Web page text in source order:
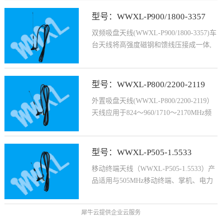
型号：WWXL-P900/1800-3357
双频吸盘天线(WWXL-P900/1800-3357)车
台天线将高强度磁钢和馈线压接成一体,
端
型号：WWXL-P800/2200-2119
外置吸盘天线(WWXL-P800/2200-2119）
天线应用于824～960/1710～2170MHz频
吸附安装方便
型号：WWXL-P505-1.5533
移动终端天线（WWXL-P505-1.5533）产
品适用与505MHz移动终端、掌机、电力
犀牛云提供企业云服务